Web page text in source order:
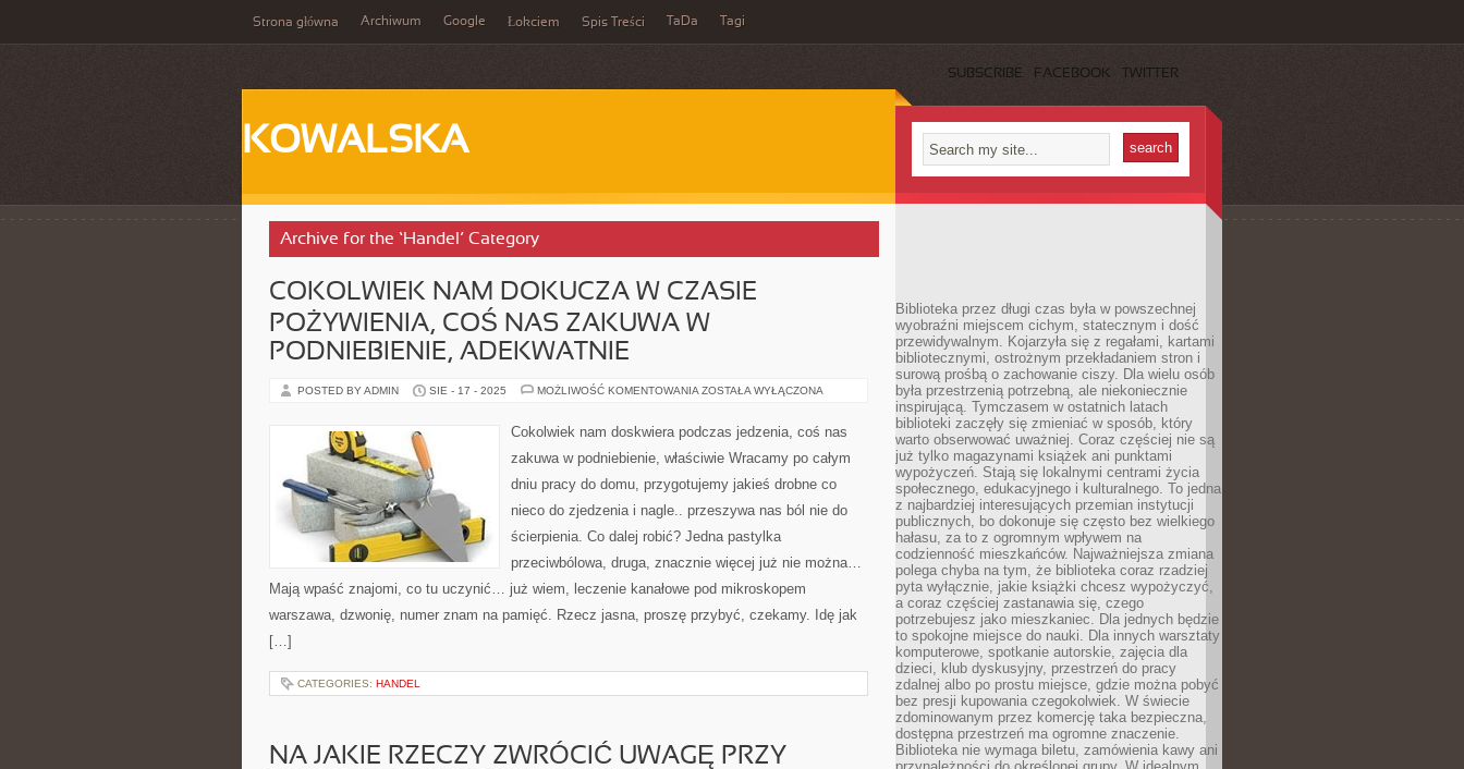
Strona główna Archiwum Google Łokciem Spis Treści TaDa Tagi
SUBSCRIBE FACEBOOK TWITTER
KOWALSKA
Archive for the ‘Handel’ Category
COKOLWIEK NAM DOKUCZA W CZASIE
POŻYWIENIA, COŚ NAS ZAKUWA W
PODNIEBIENIE, ADEKWATNIE
POSTED BY ADMIN SIE - 17 - 2025 MOŻLIWOŚĆ KOMENTOWANIA COKOLWIEK
W
CZASIE
COŚ
ZAKUWA
PODNIEBIENIE,
ADEKWATNIE
ZOSTAŁA WYŁĄCZONA
Cokolwiek nam doskwiera podczas jedzenia, coś nas
zakuwa w podniebienie, właściwie Wracamy po całym
dniu pracy do domu, przygotujemy jakieś drobne co
nieco do zjedzenia i nagle.. przeszywa nas ból nie do
ścierpienia. Co dalej robić? Jedna pastylka
przeciwbólowa, druga, znacznie więcej już nie można…
Mają wpaść znajomi, co tu uczynić… już wiem, leczenie kanałowe pod mikroskopem
warszawa, dzwonię, numer znam na pamięć. Rzecz jasna, proszę przybyć, czekamy. Idę jak
[…]
CATEGORIES: HANDEL
NA JAKIE RZECZY ZWRÓCIĆ UWAGĘ PRZY
Biblioteka przez długi czas była w powszechnej
wyobraźni miejscem cichym, statecznym i dość
przewidywalnym. Kojarzyła się z regałami, kartami
bibliotecznymi, ostrożnym przekładaniem stron i
surową prośbą o zachowanie ciszy. Dla wielu osób
była przestrzenią potrzebną, ale niekoniecznie
inspirującą. Tymczasem w ostatnich latach
biblioteki zaczęły się zmieniać w sposób, który
warto obserwować uważniej. Coraz częściej nie są
już tylko magazynami książek ani punktami
wypożyczeń. Stają się lokalnymi centrami życia
społecznego, edukacyjnego i kulturalnego. To jedna
z najbardziej interesujących przemian instytucji
publicznych, bo dokonuje się często bez wielkiego
hałasu, za to z ogromnym wpływem na
codzienność mieszkańców. Najważniejsza zmiana
polega chyba na tym, że biblioteka coraz rzadziej
pyta wyłącznie, jakie książki chcesz wypożyczyć,
a coraz częściej zastanawia się, czego
potrzebujesz jako mieszkaniec. Dla jednych będzie
to spokojne miejsce do nauki. Dla innych warsztaty
komputerowe, spotkanie autorskie, zajęcia dla
dzieci, klub dyskusyjny, przestrzeń do pracy
zdalnej albo po prostu miejsce, gdzie można pobyć
bez presji kupowania czegokolwiek. W świecie
zdominowanym przez komercję taka bezpieczna,
dostępna przestrzeń ma ogromne znaczenie.
Biblioteka nie wymaga biletu, zamówienia kawy ani